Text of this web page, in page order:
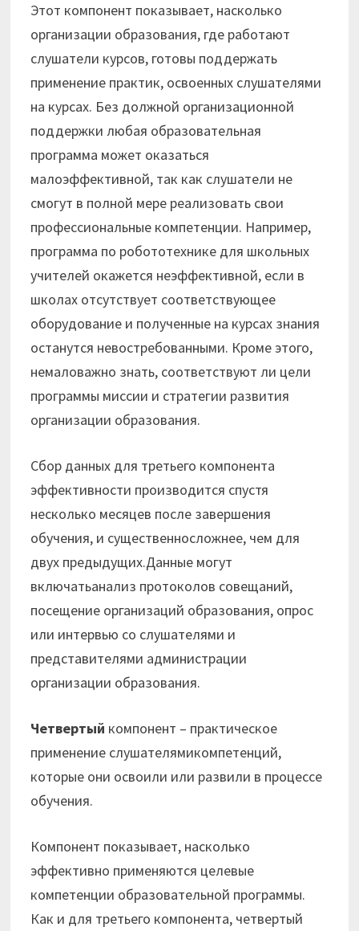
Этот компонент показывает, насколько
организации образования, где работают
слушатели курсов, готовы поддержать
применение практик, освоенных слушателями
на курсах. Без должной организационной
поддержки любая образовательная
программа может оказаться
малоэффективной, так как слушатели не
смогут в полной мере реализовать свои
профессиональные компетенции. Например,
программа по робототехнике для школьных
учителей окажется неэффективной, если в
школах отсутствует соответствующее
оборудование и полученные на курсах знания
останутся невостребованными. Кроме этого,
немаловажно знать, соответствуют ли цели
программы миссии и стратегии развития
организации образования.
Сбор данных для третьего компонента
эффективности производится спустя
несколько месяцев после завершения
обучения, и существенносложнее, чем для
двух предыдущих.Данные могут
включатьанализ протоколов совещаний,
посещение организаций образования, опрос
или интервью со слушателями и
представителями администрации
организации образования.
Четвертый компонент – практическое
применение слушателямикомпетенций,
которые они освоили или развили в процессе
обучения.
Компонент показывает, насколько
эффективно применяются целевые
компетенции образовательной программы.
Как и для третьего компонента, четвертый